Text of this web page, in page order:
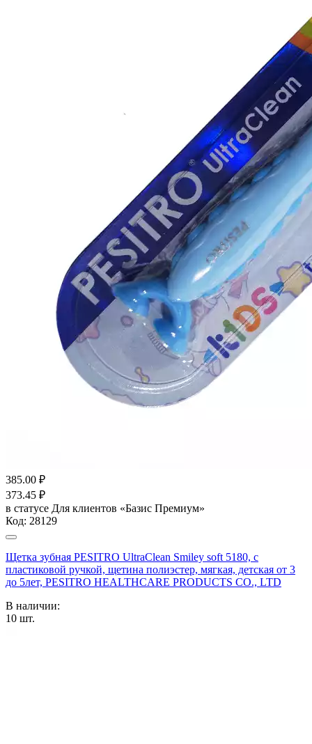
385.00 ₽
373.45 ₽
в статусе Для клиентов «Базис Премиум»
Код: 28129
Щетка зубная PESITRO UltraClean Smiley soft 5180, с
пластиковой ручкой, щетина полиэстер, мягкая, детская от 3
до 5лет, PESITRO HEALTHCARE PRODUCTS CO., LTD
В наличии:
10 шт.